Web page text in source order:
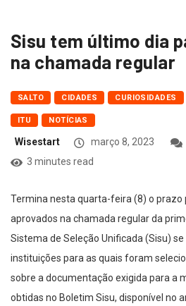
Sisu tem último dia
na chamada regular
SALTO CIDADES CURIOSIDADES
ITU NOTÍCIAS
Wisestart março 8, 2023
3 minutes read
Termina nesta quarta-feira (8) o prazo
aprovados na chamada regular da
Sistema de Seleção Unificada (Sisu)
instituições para as quais foram
sobre a documentação exigida para a
obtidas no Boletim Sisu, disponível no